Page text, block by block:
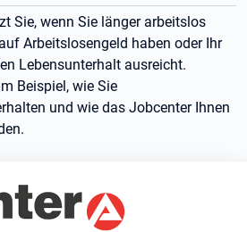
Sie, wenn Sie länger arbeitslos
Arbeitslosengeld haben oder Ihr
Lebensunterhalt ausreicht.
Beispiel, wie Sie
und wie das Jobcenter Ihnen
Beschreibung